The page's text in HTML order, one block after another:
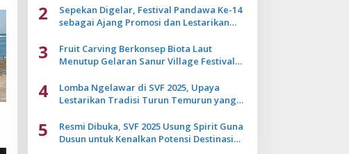
2
Sepekan Digelar, Festival Pandawa Ke-14
sebagai Ajang Promosi dan Lestarikan
3
Fruit Carving Berkonsep Biota Laut
Menutup Gelaran Sanur Village Festival
4
Lomba Ngelawar di SVF 2025, Upaya
Lestarikan Tradisi Turun Temurun yang
5
Resmi Dibuka, SVF 2025 Usung Spirit Guna
Dusun untuk Kenalkan Potensi Destinasi